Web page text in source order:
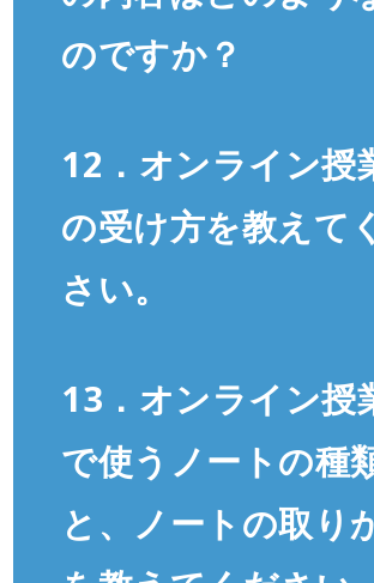
のですか？
12．オンライン授
の受け方を教えて
さい。
13．オンライン授
で使うノートの種
と、ノートの取り